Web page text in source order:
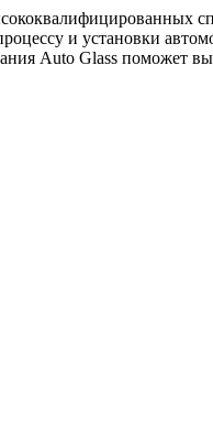
и установки
Auto Glass поможет